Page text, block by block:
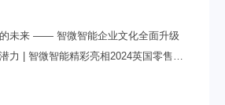
未来 —— 智微智能企业文化全面升级
力 | 智微智能精彩亮相2024英国零售技